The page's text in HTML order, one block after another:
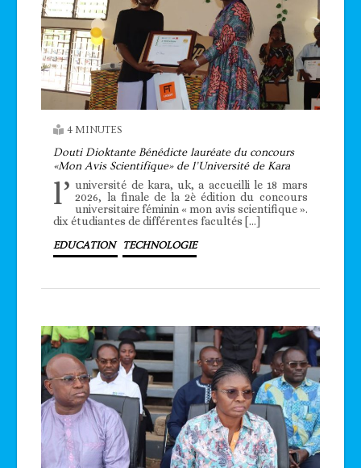
4 MINUTES
Douti Dioktante Bénédicte lauréate du concours
«Mon Avis Scientifique» de l’Université de Kara
l’ université de kara, uk, a accueilli le 18 mars
2026, la finale de la 2è édition du concours
universitaire féminin « mon avis scientifique ».
dix étudiantes de différentes facultés […]
EDUCATION TECHNOLOGIE